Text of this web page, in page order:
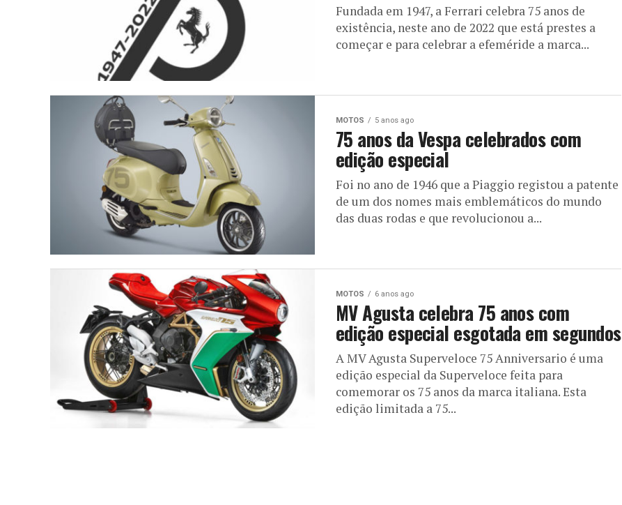
Fundada em 1947, a Ferrari celebra 75 anos de
existência, neste ano de 2022 que está prestes a
começar e para celebrar a efeméride a marca...
MOTOS 5 anos ago
75 anos da Vespa celebrados com
edição especial
Foi no ano de 1946 que a Piaggio registou a patente
de um dos nomes mais emblemáticos do mundo
das duas rodas e que revolucionou a...
MOTOS 6 anos ago
MV Agusta celebra 75 anos com
edição especial esgotada em segundos
A MV Agusta Superveloce 75 Anniversario é uma
edição especial da Superveloce feita para
comemorar os 75 anos da marca italiana. Esta
edição limitada a 75...